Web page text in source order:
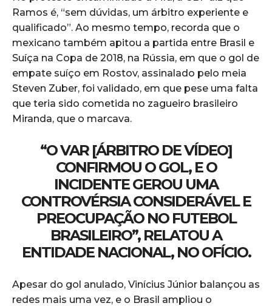
Ramos é, “sem dúvidas, um árbitro experiente e
qualificado”. Ao mesmo tempo, recorda que o
mexicano também apitou a partida entre Brasil e
Suíça na Copa de 2018, na Rússia, em que o gol de
empate suíço em Rostov, assinalado pelo meia
Steven Zuber, foi validado, em que pese uma falta
que teria sido cometida no zagueiro brasileiro
Miranda, que o marcava.
“O VAR [ÁRBITRO DE VÍDEO]
CONFIRMOU O GOL, E O
INCIDENTE GEROU UMA
CONTROVÉRSIA CONSIDERÁVEL E
PREOCUPAÇÃO NO FUTEBOL
BRASILEIRO”, RELATOU A
ENTIDADE NACIONAL, NO OFÍCIO.
Apesar do gol anulado, Vinícius Júnior balançou as
redes mais uma vez, e o Brasil ampliou o